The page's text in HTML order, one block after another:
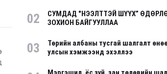
02
СУМДАД "НЭЭЛТТЭЙ ШҮҮХ”
ЗОХИОН БАЙГУУЛЛАА
03
Төрийн албаны тусгай шалгалт
улсын хэмжээнд эхэллээ